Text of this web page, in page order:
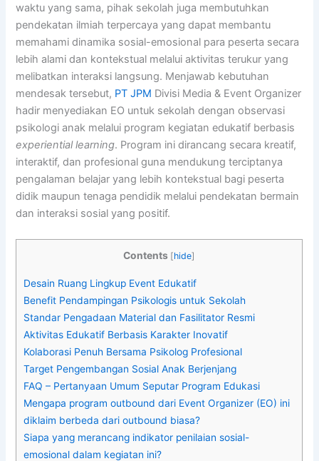
waktu yang sama, pihak sekolah juga membutuhkan
pendekatan ilmiah terpercaya yang dapat membantu
memahami dinamika sosial-emosional para peserta secara
lebih alami dan kontekstual melalui aktivitas terukur yang
melibatkan interaksi langsung. Menjawab kebutuhan
mendesak tersebut, PT JPM Divisi Media & Event Organizer
hadir menyediakan EO untuk sekolah dengan observasi
psikologi anak melalui program kegiatan edukatif berbasis
experiential learning. Program ini dirancang secara kreatif,
interaktif, dan profesional guna mendukung terciptanya
pengalaman belajar yang lebih kontekstual bagi peserta
didik maupun tenaga pendidik melalui pendekatan bermain
dan interaksi sosial yang positif.
Contents [hide]
Desain Ruang Lingkup Event Edukatif
Benefit Pendampingan Psikologis untuk Sekolah
Standar Pengadaan Material dan Fasilitator Resmi
Aktivitas Edukatif Berbasis Karakter Inovatif
Kolaborasi Penuh Bersama Psikolog Profesional
Target Pengembangan Sosial Anak Berjenjang
FAQ – Pertanyaan Umum Seputar Program Edukasi
Mengapa program outbound dari Event Organizer (EO) ini
diklaim berbeda dari outbound biasa?
Siapa yang merancang indikator penilaian sosial-
emosional dalam kegiatan ini?